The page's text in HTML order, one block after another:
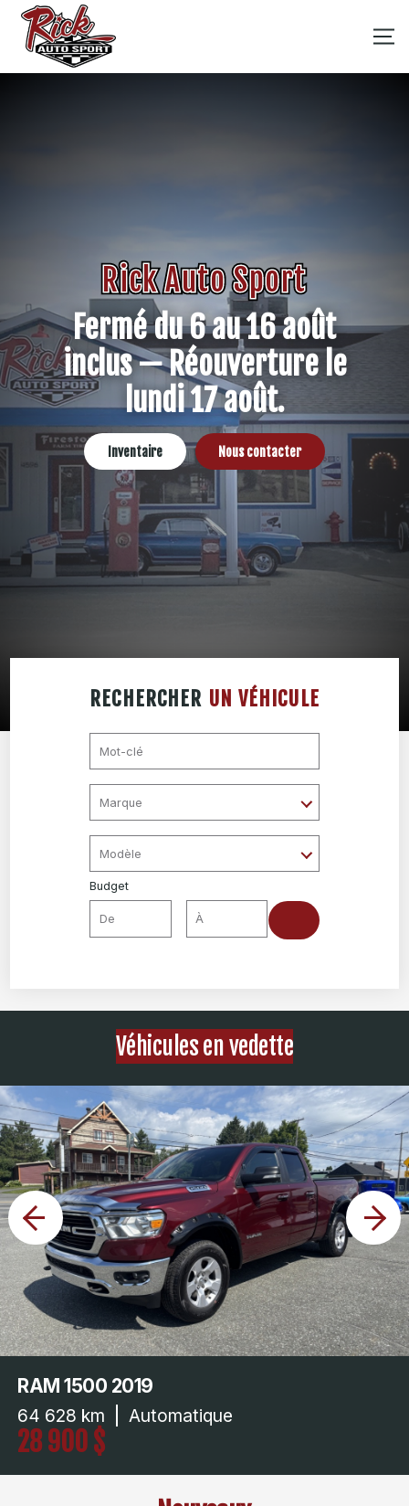
Rick Auto Sport
Fermé du 6 au 16 août
inclus — Réouverture le
lundi 17 août.
Inventaire Nous contacter
RECHERCHER UN VÉHICULE
Budget
Véhicules en vedette
RAM 1500 2019
64 628 km Automatique
28 900 $